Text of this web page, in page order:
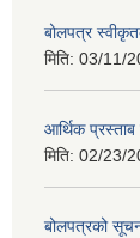
बोलपत्र
मिति: 03/11/
आर्थिक
मिति: 02/23/
बोलपत्रको